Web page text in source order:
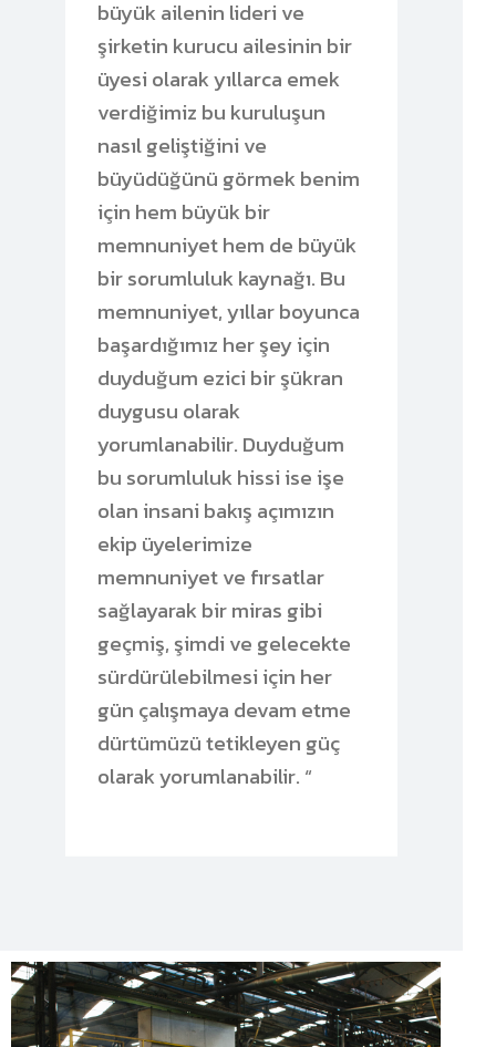
büyük ailenin lideri ve
şirketin kurucu ailesinin bir
üyesi olarak yıllarca emek
verdiğimiz bu kuruluşun
nasıl geliştiğini ve
büyüdüğünü görmek benim
için hem büyük bir
memnuniyet hem de büyük
bir sorumluluk kaynağı. Bu
memnuniyet, yıllar boyunca
başardığımız her şey için
duyduğum ezici bir şükran
duygusu olarak
yorumlanabilir. Duyduğum
bu sorumluluk hissi ise işe
olan insani bakış açımızın
ekip üyelerimize
memnuniyet ve fırsatlar
sağlayarak bir miras gibi
geçmiş, şimdi ve gelecekte
sürdürülebilmesi için her
gün çalışmaya devam etme
dürtümüzü tetikleyen güç
olarak yorumlanabilir. “